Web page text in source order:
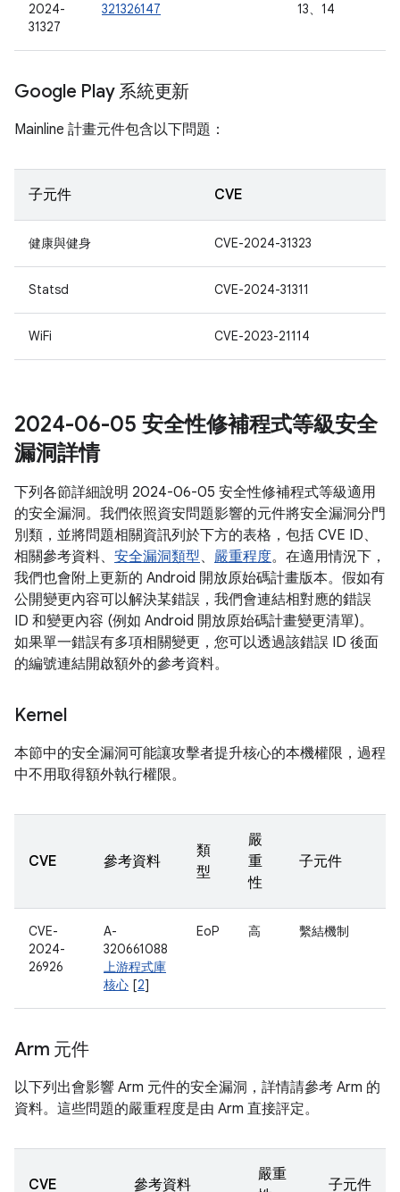
2024-
31327
321326147
13、14
Google Play 系統更新
Mainline 計畫元件包含以下問題：
子元件 CVE
健康與健身 CVE-2024-31323
Statsd CVE-2024-31311
WiFi CVE-2023-21114
2024-06-05 安全性修補程式等級安全
漏洞詳情
下列各節詳細說明 2024-06-05 安全性修補程式等級適用
的安全漏洞。我們依照資安問題影響的元件將安全漏洞分門
別類，並將問題相關資訊列於下方的表格，包括 CVE ID、
相關參考資料、 安全漏洞類型、 嚴重程度。在適用情況下，
我們也會附上更新的 Android 開放原始碼計畫版本。假如有
公開變更內容可以解決某錯誤，我們會連結相對應的錯誤
ID 和變更內容 (例如 Android 開放原始碼計畫變更清單)。
如果單一錯誤有多項相關變更，您可以透過該錯誤 ID 後面
的編號連結開啟額外的參考資料。
Kernel
本節中的安全漏洞可能讓攻擊者提升核心的本機權限，過程
中不用取得額外執行權限。
CVE 參考資料
類
型
嚴
重
性
子元件
CVE-
2024-
26926
A-
320661088
上游程式庫
核心 [2]
EoP 高 繫結機制
Arm 元件
以下列出會影響 Arm 元件的安全漏洞，詳情請參考 Arm 的
資料。這些問題的嚴重程度是由 Arm 直接評定。
CVE 參考資料
嚴重
子元件